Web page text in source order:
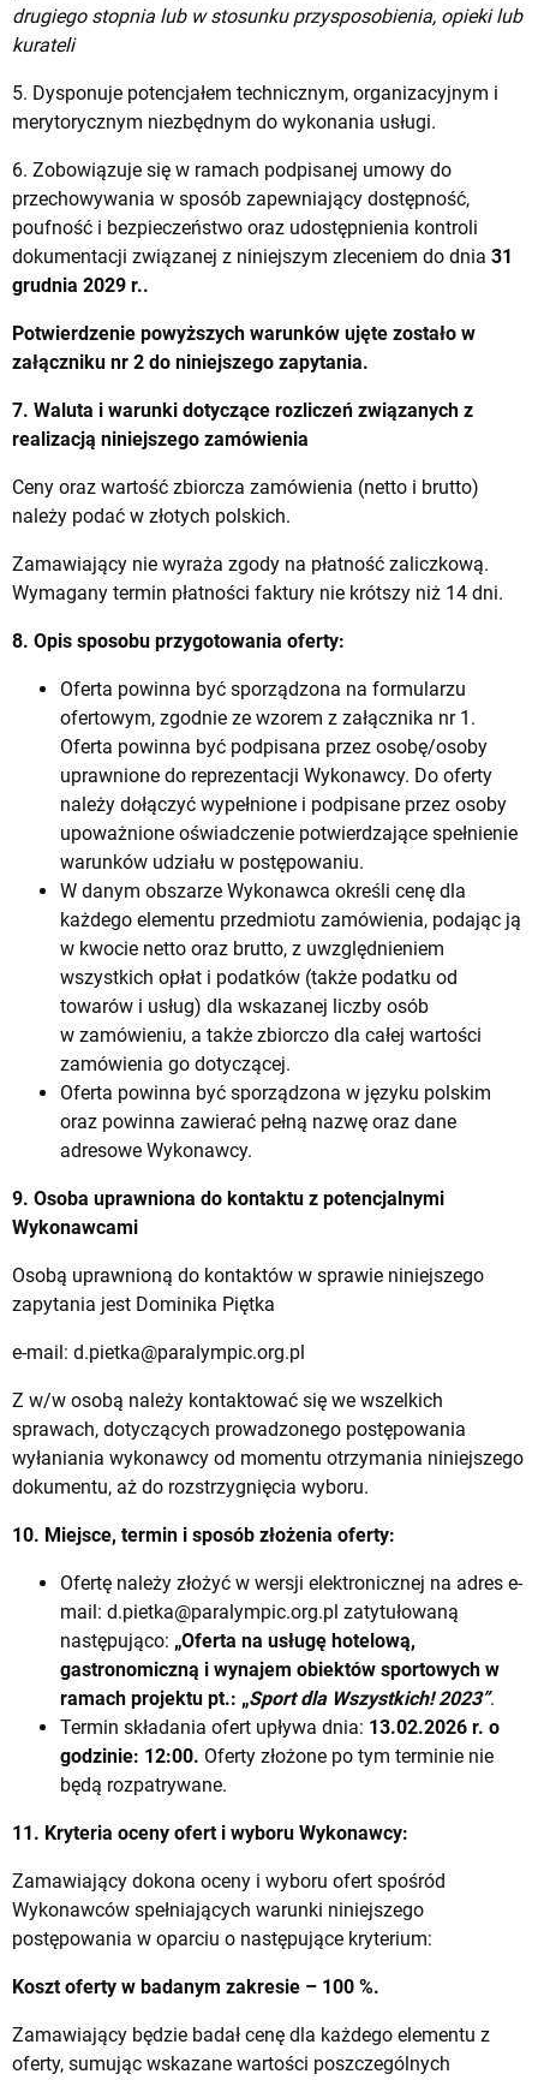
drugiego stopnia lub w stosunku przysposobienia, opieki lub
kurateli
5. Dysponuje potencjałem technicznym, organizacyjnym i
merytorycznym niezbędnym do wykonania usługi.
6. Zobowiązuje się w ramach podpisanej umowy do
przechowywania w sposób zapewniający dostępność,
poufność i bezpieczeństwo oraz udostępnienia kontroli
dokumentacji związanej z niniejszym zleceniem do dnia 31
grudnia 2029 r..
Potwierdzenie powyższych warunków ujęte zostało w
załączniku nr 2 do niniejszego zapytania.
7. Waluta i warunki dotyczące rozliczeń związanych z
realizacją niniejszego zamówienia
Ceny oraz wartość zbiorcza zamówienia (netto i brutto)
należy podać w złotych polskich.
Zamawiający nie wyraża zgody na płatność zaliczkową.
Wymagany termin płatności faktury nie krótszy niż 14 dni.
8. Opis sposobu przygotowania oferty:
Oferta powinna być sporządzona na formularzu
ofertowym, zgodnie ze wzorem z załącznika nr 1.
Oferta powinna być podpisana przez osobę/osoby
uprawnione do reprezentacji Wykonawcy. Do oferty
należy dołączyć wypełnione i podpisane przez osoby
upoważnione oświadczenie potwierdzające spełnienie
warunków udziału w postępowaniu.
W danym obszarze Wykonawca określi cenę dla
każdego elementu przedmiotu zamówienia, podając ją
w kwocie netto oraz brutto, z uwzględnieniem
wszystkich opłat i podatków (także podatku od
towarów i usług) dla wskazanej liczby osób
w zamówieniu, a także zbiorczo dla całej wartości
zamówienia go dotyczącej.
Oferta powinna być sporządzona w języku polskim
oraz powinna zawierać pełną nazwę oraz dane
adresowe Wykonawcy.
9. Osoba uprawniona do kontaktu z potencjalnymi
Wykonawcami
Osobą uprawnioną do kontaktów w sprawie niniejszego
zapytania jest Dominika Piętka
e-mail: d.pietka@paralympic.org.pl
Z w/w osobą należy kontaktować się we wszelkich
sprawach, dotyczących prowadzonego postępowania
wyłaniania wykonawcy od momentu otrzymania niniejszego
dokumentu, aż do rozstrzygnięcia wyboru.
10. Miejsce, termin i sposób złożenia oferty:
Ofertę należy złożyć w wersji elektronicznej na adres e-
mail: d.pietka@paralympic.org.pl zatytułowaną
następująco: „Oferta na usługę hotelową,
gastronomiczną i wynajem obiektów sportowych w
ramach projektu pt.: „Sport dla Wszystkich! 2023”.
Termin składania ofert upływa dnia: 13.02.2026 r. o
godzinie: 12:00. Oferty złożone po tym terminie nie
będą rozpatrywane.
11. Kryteria oceny ofert i wyboru Wykonawcy:
Zamawiający dokona oceny i wyboru ofert spośród
Wykonawców spełniających warunki niniejszego
postępowania w oparciu o następujące kryterium:
Koszt oferty w badanym zakresie – 100 %.
Zamawiający będzie badał cenę dla każdego elementu z
oferty, sumując wskazane wartości poszczególnych